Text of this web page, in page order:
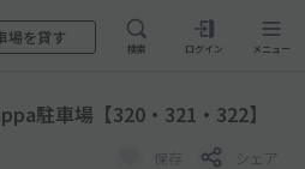
場を貸す
検索 ログイン メニュー
駐車場【320・321・322】
保存 シェア